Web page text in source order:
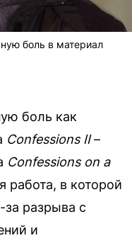
боль в материал
боль как
Confessions II–
Confessions on a
работа, в которой
за разрыва с
и